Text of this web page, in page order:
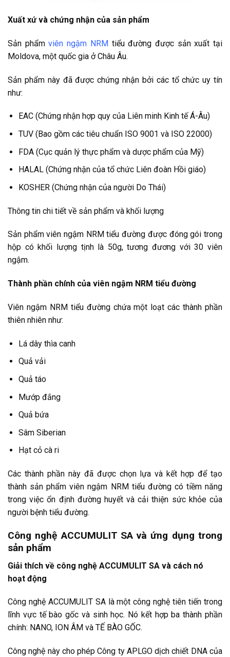
Xuất xứ và chứng nhận của sản phẩm
Sản phẩmviên ngậm NRMtiểu đường được sản xuất tại
Moldova, một quốc gia ở Châu Âu.
Sản phẩm này đã được chứng nhận bởi các tổ chức uy tín
như:
EAC (Chứng nhận hợp quy của Liên minh Kinh tế Á-Âu)
TUV (Bao gồm các tiêu chuẩn ISO 9001 và ISO 22000)
FDA (Cục quản lý thực phẩm và dược phẩm của Mỹ)
HALAL (Chứng nhận của tổ chức Liên đoàn Hồi giáo)
KOSHER (Chứng nhận của người Do Thái)
Thông tin chi tiết về sản phẩm và khối lượng
Sản phẩm viên ngậm NRM tiểu đường được đóng gói trong
hộp có khối lượng tịnh là 50g, tương đương với 30 viên
ngậm.
Thành phần chính của viên ngậm NRM tiểu đường
Viên ngậm NRM tiểu đường chứa một loạt các thành phần
thiên nhiên như:
Lá dây thìa canh
Quả vải
Quả táo
Mướp đắng
Quả bứa
Sâm Siberian
Hạt cỏ cà ri
Các thành phần này đã được chọn lựa và kết hợp để tạo
thành sản phẩm viên ngậm NRM tiểu đường có tiềm năng
trong việc ổn định đường huyết và cải thiện sức khỏe của
người bệnh tiểu đường.
Công nghệ ACCUMULIT SA và ứng dụng trong
sản phẩm
Giải thích về công nghệ ACCUMULIT SA và cách nó
hoạt động
Công nghệ ACCUMULIT SA là một công nghệ tiên tiến trong
lĩnh vực tế bào gốc và sinh học. Nó kết hợp ba thành phần
chính: NANO, ION ÂM và TẾ BÀO GỐC.
Công nghệ này cho phép Công ty APLGO dịch chiết DNA của